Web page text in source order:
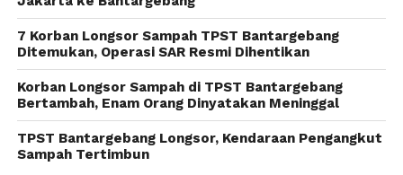
Jakarta. Paling besar yaitu milik DKI Jakarta seluas
110 hektar. Setiap hari sampah warga DKI yang
dikirim mencapai 8000 ton. (fiz)
7 Korban Longsor Sampah TPST Bantargebang
Ditemukan, Operasi SAR Resmi Dihentikan
Korban Longsor Sampah di TPST Bantargebang
Bertambah, Enam Orang Dinyatakan Meninggal
TPST Bantargebang Longsor, Kendaraan Pengangkut
Sampah Tertimbun